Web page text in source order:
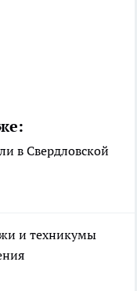
в Свердловской
и техникумы